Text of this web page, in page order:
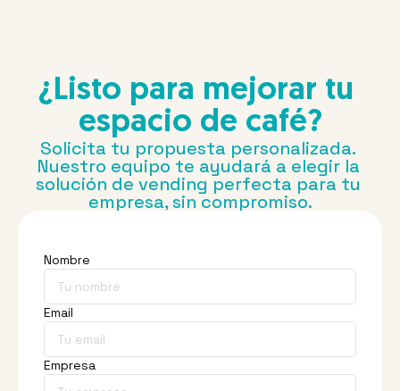
¿Listo para mejorar tu
espacio de café?
Solicita tu propuesta personalizada.
Nuestro equipo te ayudará a elegir la
solución de vending perfecta para tu
empresa, sin compromiso.
Nombre
Email
Empresa